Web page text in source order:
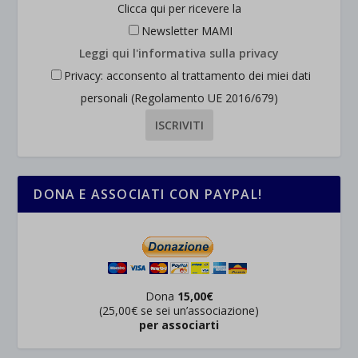
Clicca qui per ricevere la
Newsletter MAMI
Leggi qui l'informativa sulla privacy
Privacy: acconsento al trattamento dei miei dati
personali (Regolamento UE 2016/679)
DONA E ASSOCIATI CON PAYPAL!
Dona 15,00€
(25,00€ se sei un’associazione)
per associarti